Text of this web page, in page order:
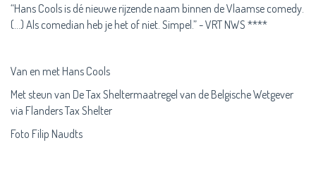
“Hans Cools is dé nieuwe rijzende naam binnen de Vlaamse comedy.
(...) Als comedian heb je het of niet. Simpel.” - VRT NWS ****
Van en met Hans Cools
Met steun van De Tax Sheltermaatregel van de Belgische Wetgever
via Flanders Tax Shelter
Foto Filip Naudts